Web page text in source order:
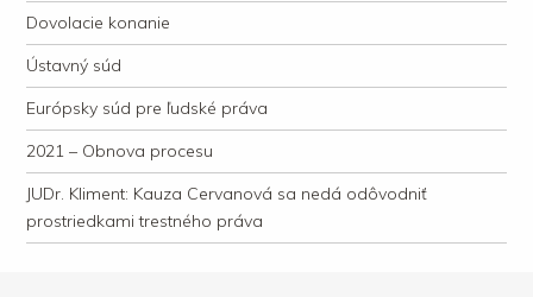
Dovolacie konanie
Ústavný súd
Európsky súd pre ľudské práva
2021 – Obnova procesu
JUDr. Kliment: Kauza Cervanová sa nedá odôvodniť
prostriedkami trestného práva